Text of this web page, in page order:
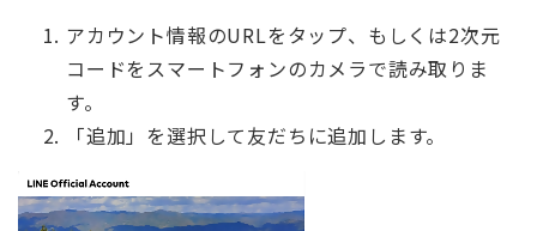
アカウント情報のURLをタップ、もしくは2次元
コードをスマートフォンのカメラで読み取りま
す。
「追加」を選択して友だちに追加します。